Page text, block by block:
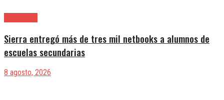
Sierra entregó más de tres mil netbooks a alumnos de
escuelas secundarias
8 agosto, 2026